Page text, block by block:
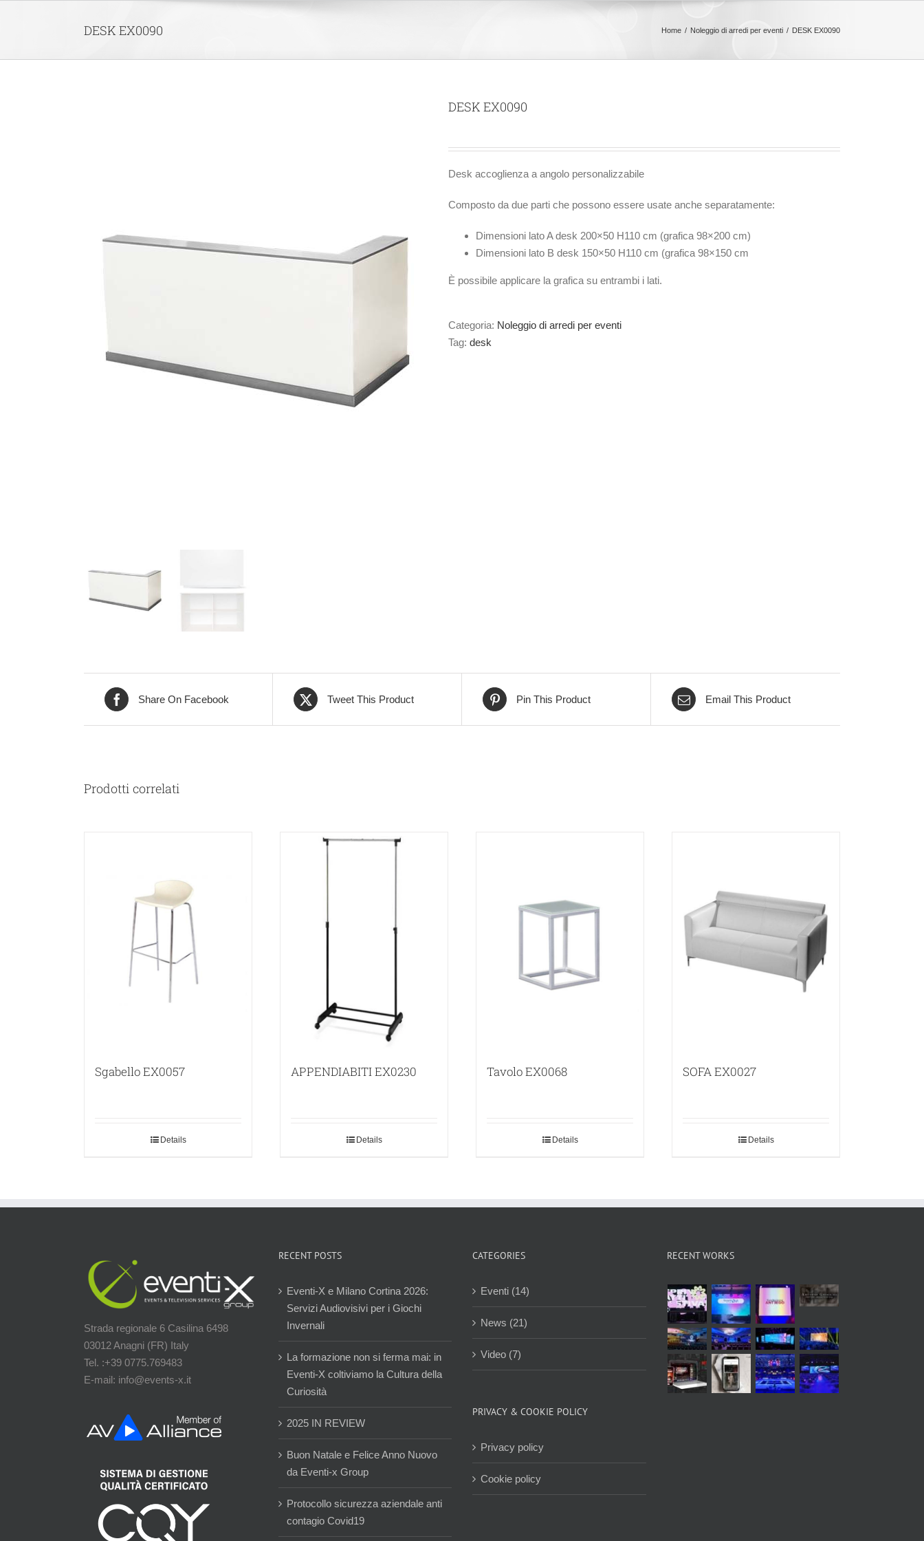
DESK EX0090 Home Noleggio di arredi per eventi DESK EX0090
DESK EX0090
Desk accoglienza a angolo personalizzabile
Composto da due parti che possono essere usate anche separatamente:
Dimensioni lato A desk 200×50 H110 cm (grafica 98×200 cm)
Dimensioni lato B desk 150×50 H110 cm (grafica 98×150 cm
È possibile applicare la grafica su entrambi i lati.
Categoria: Noleggio di arredi per eventi
Tag: desk
Share On Facebook Tweet This Product Pin This Product Email This Product
Prodotti correlati
Sgabello EX0057
Details
APPENDIABITI EX0230
Details
Tavolo EX0068
Details
SOFA EX0027
Details
Strada regionale 6 Casilina 6498
03012 Anagni (FR) Italy
Tel. :+39 0775.769483
E-mail: info@events-x.it
RECENT POSTS
Eventi-X e Milano Cortina 2026:
Servizi Audiovisivi per i Giochi
Invernali
La formazione non si ferma mai: in
Eventi-X coltiviamo la Cultura della
Curiosità
2025 IN REVIEW
Buon Natale e Felice Anno Nuovo
da Eventi-x Group
Protocollo sicurezza aziendale anti
contagio Covid19
CATEGORIES
Eventi (14)
News (21)
Video (7)
PRIVACY & COOKIE POLICY
Privacy policy
Cookie policy
RECENT WORKS